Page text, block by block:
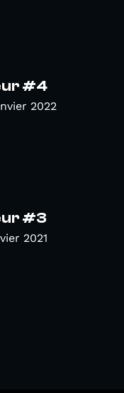
#4
2022
#3
2021